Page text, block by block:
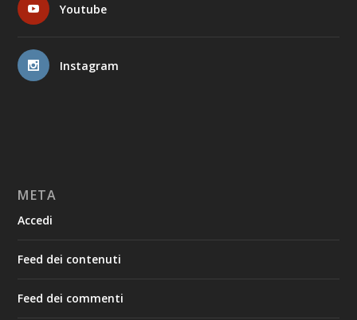
Youtube
Instagram
META
Accedi
Feed dei contenuti
Feed dei commenti